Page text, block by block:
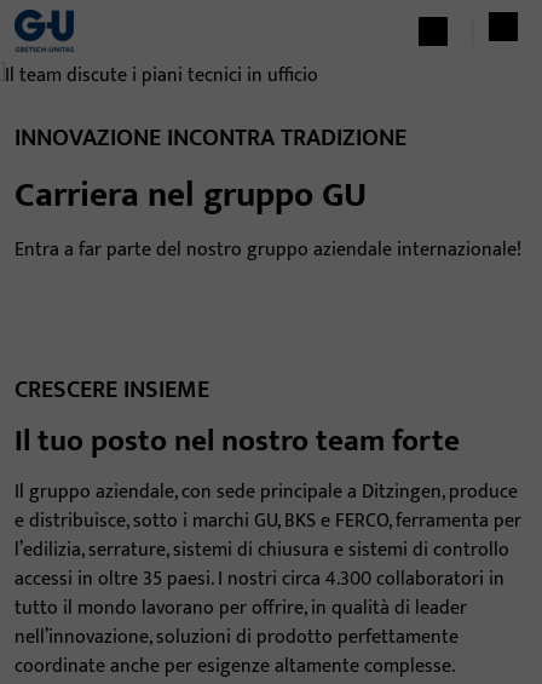
INNOVAZIONE INCONTRA TRADIZIONE
Carriera nel gruppo GU
Entra a far parte del nostro gruppo aziendale internazionale!
CRESCERE INSIEME
Il tuo posto nel nostro team forte
Il gruppo aziendale, con sede principale a Ditzingen, produce
e distribuisce, sotto i marchi GU, BKS e FERCO, ferramenta per
l’edilizia, serrature, sistemi di chiusura e sistemi di controllo
accessi in oltre 35 paesi. I nostri circa 4.300 collaboratori in
tutto il mondo lavorano per offrire, in qualità di leader
nell’innovazione, soluzioni di prodotto perfettamente
coordinate anche per esigenze altamente complesse.